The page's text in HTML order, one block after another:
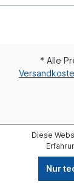
* Alle
Diese
Nur